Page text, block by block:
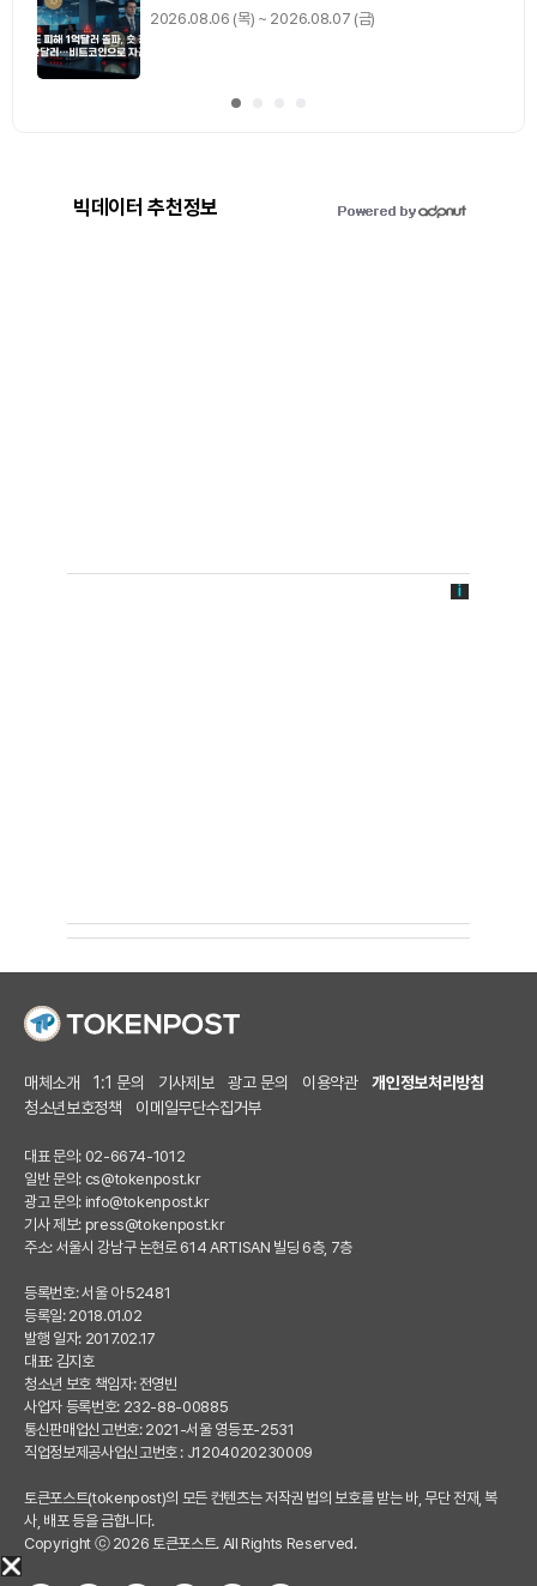
2026.08.06 (목) ~ 2026.08.07 (금)
빅데이터 추천정보
매체소개 1:1 문의 기사제보 광고 문의 이용약관
개인정보처리방침
청소년보호정책
이메일무단수집거부
대표 문의: 02-6674-1012
일반 문의: cs@tokenpost.kr
광고 문의: info@tokenpost.kr
기사 제보: press@tokenpost.kr
주소: 서울시 강남구 논현로 614 ARTISAN 빌딩 6층, 7층
등록번호: 서울 아 52481
등록일: 2018.01.02
발행 일자: 2017.02.17
대표: 김지호
청소년 보호 책임자: 전영빈
사업자 등록번호: 232-88-00885
통신판매업신고번호: 2021-서울 영등포-2531
직업정보제공사업신고번호 : J1204020230009
토큰포스트(tokenpost)의 모든 컨텐츠는 저작권 법의 보호를 받는 바, 무단 전재, 복
사, 배포 등을 금합니다.
Copyright ⓒ 2026 토큰포스트. All Rights Reserved.